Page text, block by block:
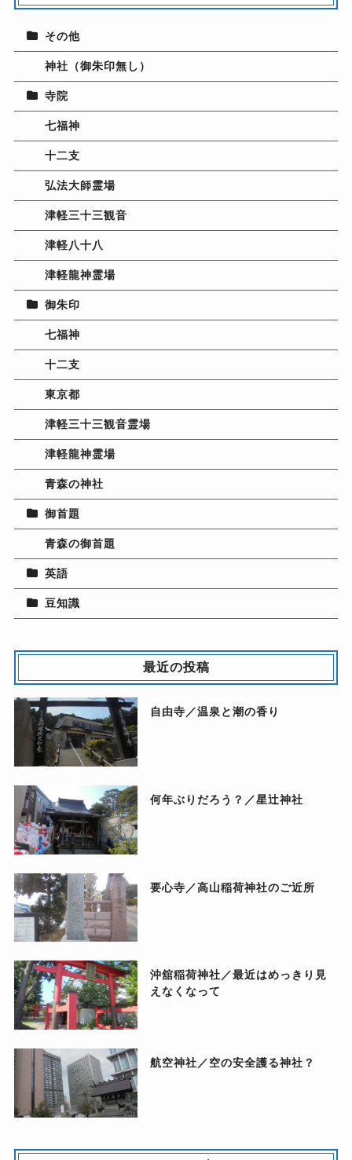
その他
神社（御朱印無し）
寺院
七福神
十二支
弘法大師霊場
津軽三十三観音
津軽八十八
津軽龍神霊場
御朱印
七福神
十二支
東京都
津軽三十三観音霊場
津軽龍神霊場
青森の神社
御首題
青森の御首題
英語
豆知識
最近の投稿
自由寺／温泉と潮の香り
何年ぶりだろう？／星辻神社
要心寺／高山稲荷神社のご近所
沖舘稲荷神社／最近はめっきり見
えなくなって
航空神社／空の安全護る神社？